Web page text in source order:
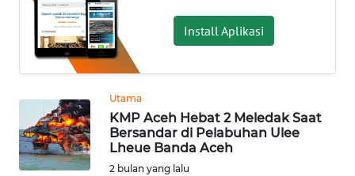
Install Aplikasi
Utama
KMP Aceh Hebat 2 Meledak Saat
Bersandar di Pelabuhan Ulee
Lheue Banda Aceh
2 bulan yang lalu
PERISTIWA
TOKOH
OPINI
Informasi